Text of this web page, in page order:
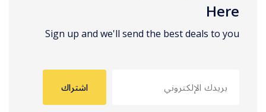
Here
Sign up and we'll send the best deals to you
اشتراك